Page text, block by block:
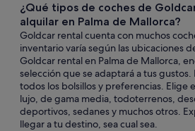
¿Qué tipos de coches de
alquilar en Palma de Mallorca?
Goldcar rental cuenta con muchos
inventario varía según las ubicaciones
Goldcar rental en Palma de Mallorca,
selección que se adaptará a tus
todos los bolsillos y preferencias. Elige
lujo, de gama media, todoterrenos,
deportivos, sedanes y muchos otros.
llegar a tu destino, sea cual sea.